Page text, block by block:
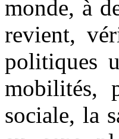
monde, à
revient,
politiques
mobilités,
sociale, la